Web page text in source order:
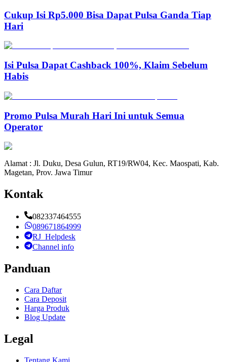
Cukup Isi Rp5.000 Bisa Dapat Pulsa Ganda Tiap
Hari
Isi Pulsa Dapat Cashback 100%, Klaim Sebelum
Habis
Promo Pulsa Murah Hari Ini untuk Semua
Operator
Alamat : Jl. Duku, Desa Gulun, RT19/RW04, Kec. Maospati, Kab.
Magetan, Prov. Jawa Timur
Kontak
082337464555
089671864999
RJ_Helpdesk
Channel info
Panduan
Cara Daftar
Cara Deposit
Harga Produk
Blog Update
Legal
Tentang Kami